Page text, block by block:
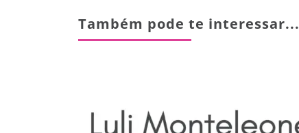
Também pode te interessar...